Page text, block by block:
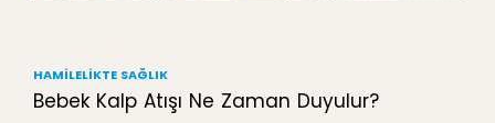
HAMILELIKTE SAĞLIK
Bebek Kalp Atışı Ne Zaman Duyulur?